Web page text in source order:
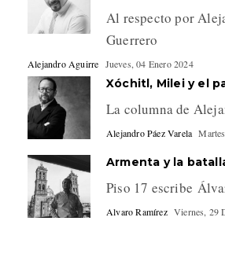
Al respecto por
Guerrero
Alejandro Aguirre Jueves, 04 Enero 2024
Xóchitl, Milei y el
La columna de
Alejandro Páez Varela
Armenta y la
Piso 17 escribe
Alvaro Ramírez Viernes, 29